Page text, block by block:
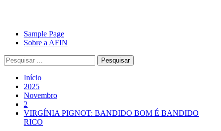
Avançar
para
conteúdo
Primary
Menu
Sample Page
Sobre a AFIN
Pesquisar
por:
Início
2025
Novembro
2
VIRGÍNIA PIGNOT: BANDIDO BOM É BANDIDO
RICO